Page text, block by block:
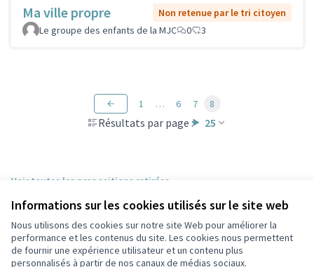
Informations sur les cookies utilisés sur le site web
Nous utilisons des cookies sur notre site Web pour améliorer la
performance et les contenus du site. Les cookies nous permettent
de fournir une expérience utilisateur et un contenu plus
personnalisés à partir de nos canaux de médias sociaux.
Ma ville propre
Non retenue par le tri citoyen
Le groupe des enfants de la MJC
0 3
Résultats par page : 25
1 … 6 7 8
Voir toutes les propositions retirées
Conditions d'utilisation
Paramètres des cookies
Participez Villeurbanne sur X
Participez Villeurbanne sur Facebook
Participez Villeurbanne sur Instagram
Participez Villeurbanne sur YouTube